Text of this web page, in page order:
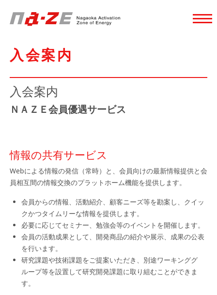
入会案内
入会案内
ＮＡＺＥ会員優遇サービス
情報の共有サービス
Webによる情報の発信（常時）と、会員向けの最新情報提供と会
員相互間の情報交換のプラットホーム機能を提供します。
会員からの情報、活動紹介、顧客ニーズ等を勘案し、クイッ
クかつタイムリーな情報を提供します。
必要に応じてセミナー、勉強会等のイベントを開催します。
会員の活動成果として、開発商品の紹介や展示、成果の公表
を行います。
研究課題や技術課題をご提案いただき、別途ワーキンググ
ループ等を設置して研究開発課題に取り組むことができま
す。